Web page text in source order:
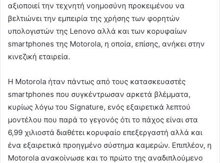
αξιοποιεί την τεχνητή νοημοσύνη προκειμένου να
βελτιώνει την εμπειρία της χρήσης των φορητών
υπολογιστών της Lenovo αλλά και των κορυφαίων
smartphones της Motorola, η οποία, επίσης, ανήκει στην
κινεζική εταιρεία.
Η Motorola ήταν πάντως από τους κατασκευαστές
smartphones που συγκέντρωσαν αρκετά βλέμματα,
κυρίως λόγω του Signature, ενός εξαιρετικά λεπτού
μοντέλου που παρά το γεγονός ότι το πάχος είναι στα
6,99 χιλιοστά διαθέτει κορυφαίο επεξεργαστή αλλά και
ένα εξαιρετικά προηγμένο σύστημα καμερών. Επιπλέον, η
Motorola ανακοίνωσε και το πρώτο της αναδιπλούμενο